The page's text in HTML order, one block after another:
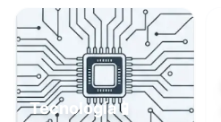
Tecnología📱